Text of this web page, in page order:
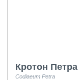
Кротон Петра
Codiaeum Petra